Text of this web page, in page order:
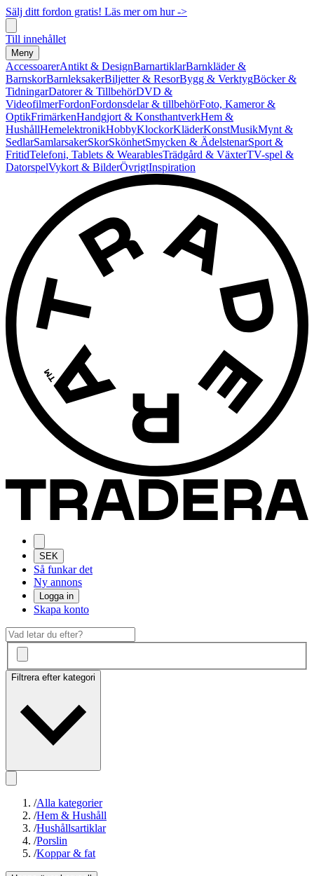
Sälj ditt fordon gratis! Läs mer om hur ->
Till innehållet
Meny
AccessoarerAntikt & DesignBarnartiklarBarnkläder &
BarnskorBarnleksakerBiljetter & ResorBygg & VerktygBöcker &
TidningarDatorer & TillbehörDVD &
VideofilmerFordonFordonsdelar & tillbehörFoto, Kameror &
OptikFrimärkenHandgjort & KonsthantverkHem &
HushållHemelektronikHobbyKlockorKläderKonstMusikMynt &
SedlarSamlarsakerSkorSkönhetSmycken & ÄdelstenarSport &
FritidTelefoni, Tablets & WearablesTrädgård & VäxterTV-spel &
DatorspelVykort & BilderÖvrigtInspiration
SEK
Så funkar det
Ny annons
Logga in
Skapa konto
Filtrera efter kategori
/Alla kategorier
/Hem & Hushåll
/Hushållsartiklar
/Porslin
/Koppar & fat